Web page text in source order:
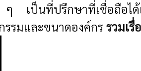
เป็นที่ปรึกษาที่เชื่อถือไ
รมและขนาดองค์กร รวมเรื่